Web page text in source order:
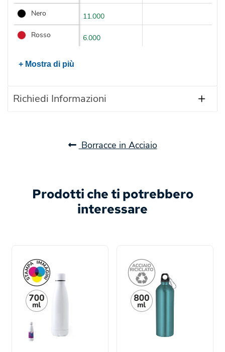
Nero
11.000
Rosso
6.000
+ Mostra di più
Richiedi Informazioni
Borracce in Acciaio
Prodotti che ti potrebbero
interessare